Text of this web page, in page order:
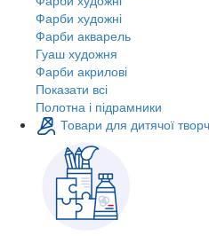
Фарби художні
Фарби акварель
Гуаш художня
Фарби акрилові
Показати всі
Полотна і підрамники
Товари для дитячої